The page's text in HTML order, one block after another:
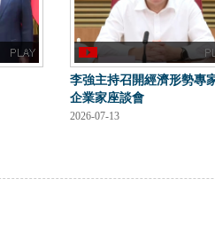
李強主持召開經濟形勢專
企業家座談會
2026-07-13